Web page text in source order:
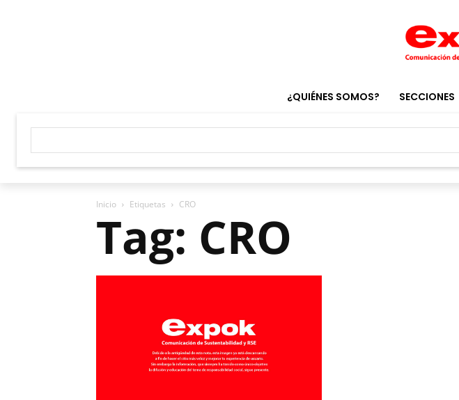
¿QUIÉNES SOMOS? SECCIONES
Inicio Etiquetas CRO
Tag: CRO